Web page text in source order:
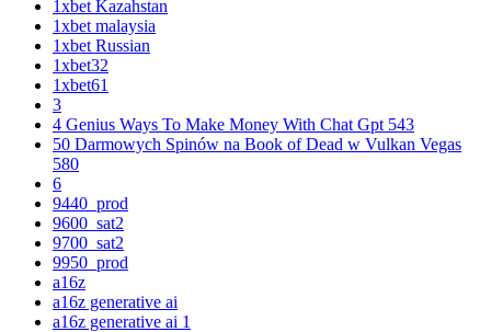
1xbet Kazahstan
1xbet malaysia
1xbet Russian
1xbet32
1xbet61
3
4 Genius Ways To Make Money With Chat Gpt 543
50 Darmowych Spinów na Book of Dead w Vulkan Vegas
580
6
9440_prod
9600_sat2
9700_sat2
9950_prod
a16z
a16z generative ai
a16z generative ai 1